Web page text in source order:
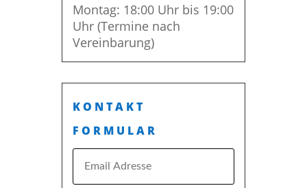
Montag: 18:00 Uhr bis 19:00
Uhr (Termine nach
Vereinbarung)
KONTAKT
FORMULAR